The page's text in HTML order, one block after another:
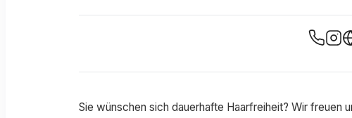
Sie wünschen sich dauerhafte Haarfreiheit? Wir freuen